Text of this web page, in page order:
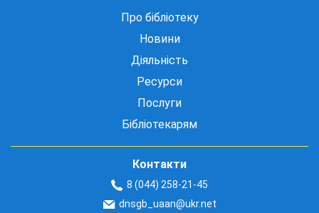
Про бібліотеку
Новини
Діяльність
Ресурси
Послуги
Бібліотекарям
Контакти
8 (044) 258-21-45
dnsgb_uaan@ukr.net